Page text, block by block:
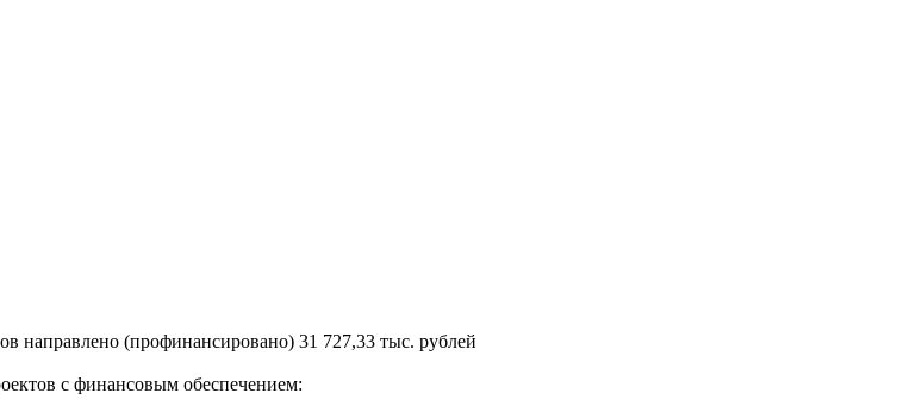
направлено (профинансировано) 31 727,33 тыс. рублей
с финансовым обеспечением: